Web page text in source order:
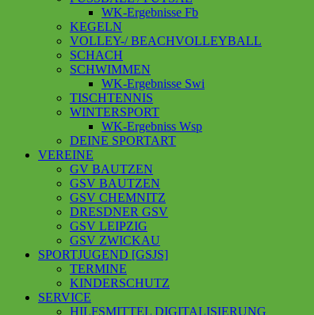
WK-Ergebnisse Fb
KEGELN
VOLLEY-/ BEACHVOLLEYBALL
SCHACH
SCHWIMMEN
WK-Ergebnisse Swi
TISCHTENNIS
WINTERSPORT
WK-Ergebniss Wsp
DEINE SPORTART
VEREINE
GV BAUTZEN
GSV BAUTZEN
GSV CHEMNITZ
DRESDNER GSV
GSV LEIPZIG
GSV ZWICKAU
SPORTJUGEND [GSJS]
TERMINE
KINDERSCHUTZ
SERVICE
HILFSMITTEL DIGITALISIERUNG